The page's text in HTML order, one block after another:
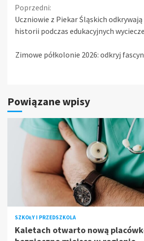
Continue
Reading
Poprzedni:
Uczniowie z Piekar Śląskich
historii podczas edukacyjnych
Zimowe półkolonie 2026: odkryj
Powiązane wpisy
SZKOŁY I PRZEDSZKOLA
Kaletach otwarto nową